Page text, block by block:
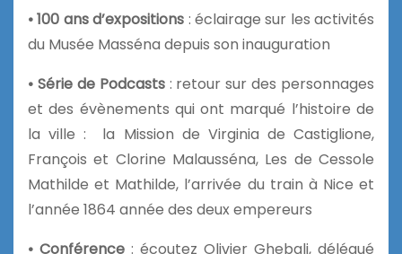
• 100 ans d’expositions : éclairage sur les activités
du Musée Masséna depuis son inauguration
• Série de Podcasts: retour sur des personnages
et des évènements qui ont marqué l’histoire de
la ville : la Mission de Virginia de Castiglione,
François et Clorine Malausséna, Les de Cessole
Mathilde et Mathilde, l’arrivée du train à Nice et
l’année 1864 année des deux empereurs
• Conférence : écoutez Olivier Ghebali, délégué